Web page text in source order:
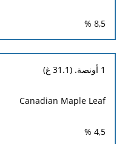
8,5
%
1 أونصة. (31.1 غ)
Canadian Maple Leaf
4,5
%